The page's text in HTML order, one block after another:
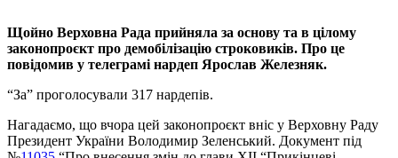
Щойно Верховна Рада прийняла за основу та в цілому
законопроєкт про демобілізацію строковиків. Про це
повідомив у телеграмі нардеп Ярослав Железняк.
“За” проголосували 317 нардепів.
Нагадаємо, що вчора цей законопроєкт вніс у Верховну Раду
Президент України Володимир Зеленський. Документ під